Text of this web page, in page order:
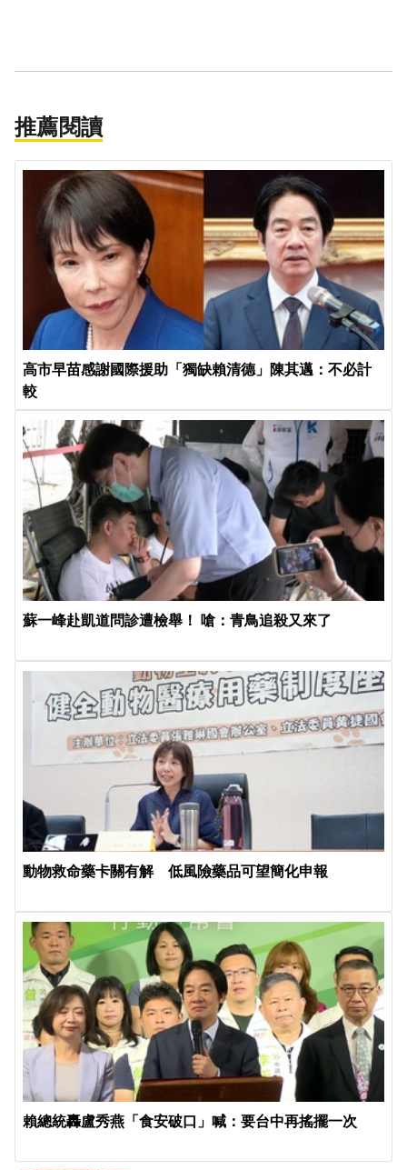
推薦閱讀
高市早苗感謝國際援助「獨缺賴清德」陳其邁：不必計
較
蘇一峰赴凱道問診遭檢舉！ 嗆：青鳥追殺又來了
動物救命藥卡關有解 低風險藥品可望簡化申報
賴總統轟盧秀燕「食安破口」喊：要台中再搖擺一次